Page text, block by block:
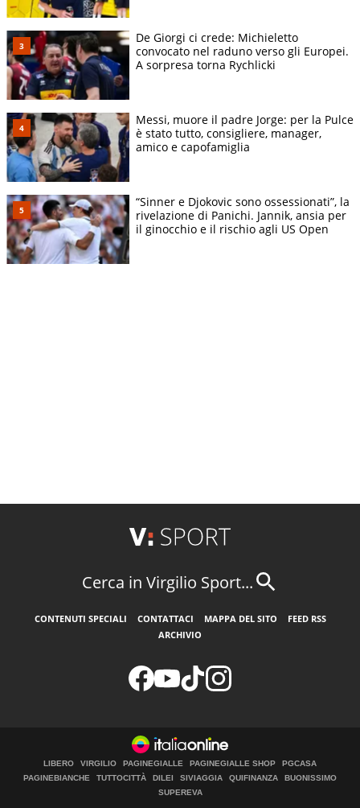
De Giorgi ci crede: Michieletto
convocato nel raduno verso gli Europei.
A sorpresa torna Rychlicki
Messi, muore il padre Jorge: per la Pulce
è stato tutto, consigliere, manager,
amico e capofamiglia
“Sinner e Djokovic sono ossessionati”, la
rivelazione di Panichi. Jannik, ansia per
il ginocchio e il rischio agli US Open
Cerca in Virgilio Sport...
CONTENUTI SPECIALI CONTATTACI MAPPA DEL SITO
FEED RSS
ARCHIVIO
LIBERO VIRGILIO PAGINEGIALLE PAGINEGIALLE SHOP
PGCASA
PAGINEBIANCHE
TUTTOCITTÀ DILEI SIVIAGGIA QUIFINANZA
BUONISSIMO
SUPEREVA